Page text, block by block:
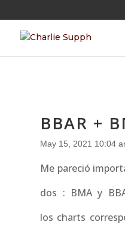
BBAR +
May 15, 2021 10:04
Me pareció
dos : BMA y
los charts